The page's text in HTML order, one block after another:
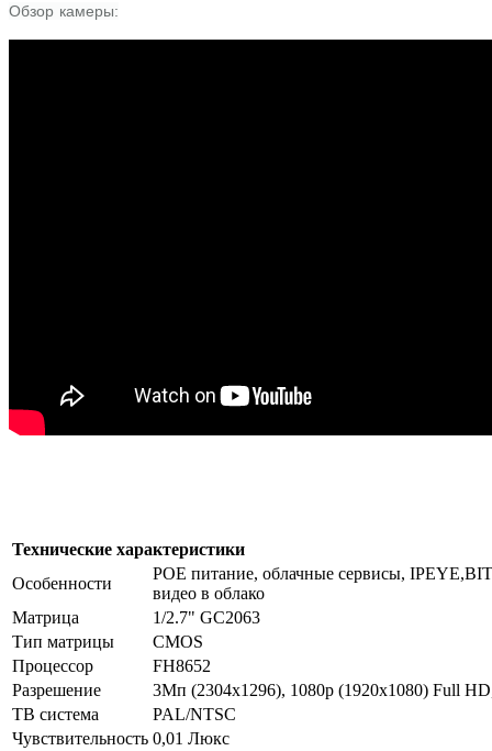
Обзор камеры:
Технические характеристики
Особенности
POE питание, облачные сервисы,
видео в облако
Матрица
1/2.7" GC2063
Тип матрицы
CMOS
Процессор
FH8652
Разрешение
3Мп (2304х1296), 1080p (1920x1080) Full
ТВ система
PAL/NTSC
Чувствительность 0,01 Люкс